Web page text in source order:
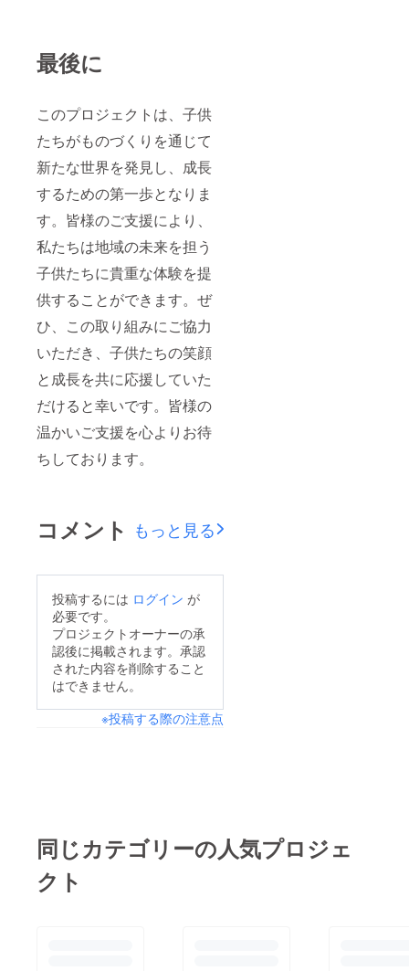
最後に
このプロジェクトは、子供
たちがものづくりを通じて
新たな世界を発見し、成長
するための第一歩となりま
す。皆様のご支援により、
私たちは地域の未来を担う
子供たちに貴重な体験を提
供することができます。ぜ
ひ、この取り組みにご協力
いただき、子供たちの笑顔
と成長を共に応援していた
だけると幸いです。皆様の
温かいご支援を心よりお待
ちしております。
コメント もっと見る
投稿するには ログイン が
必要です。
プロジェクトオーナーの承
認後に掲載されます。承認
された内容を削除すること
はできません。
※投稿する際の注意点
同じカテゴリーの人気プロジェ
クト